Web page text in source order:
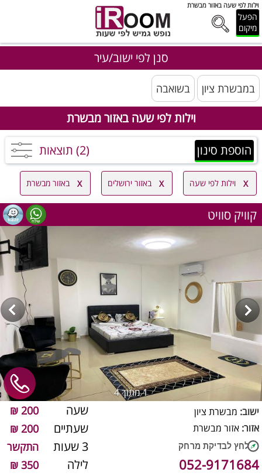
וילות לפי שעה באזור מבשרת
הפעל
מיקום
סנן לפי ישוב/עיר
במבשרת ציון בשואבה
וילות לפי שעה באזור מבשרת
הוספת סינון (2) תוצאות
וילות לפי שעה באזור ירושלים באזור מבשרת
קוויק סוויט
1מתוך 4
שעה 200 ₪
שעתיים 200 ₪
3 שעות התקשר
לילה 350 ₪
ישוב: מבשרת ציון
אזור: אזור מבשרת
052-9171684